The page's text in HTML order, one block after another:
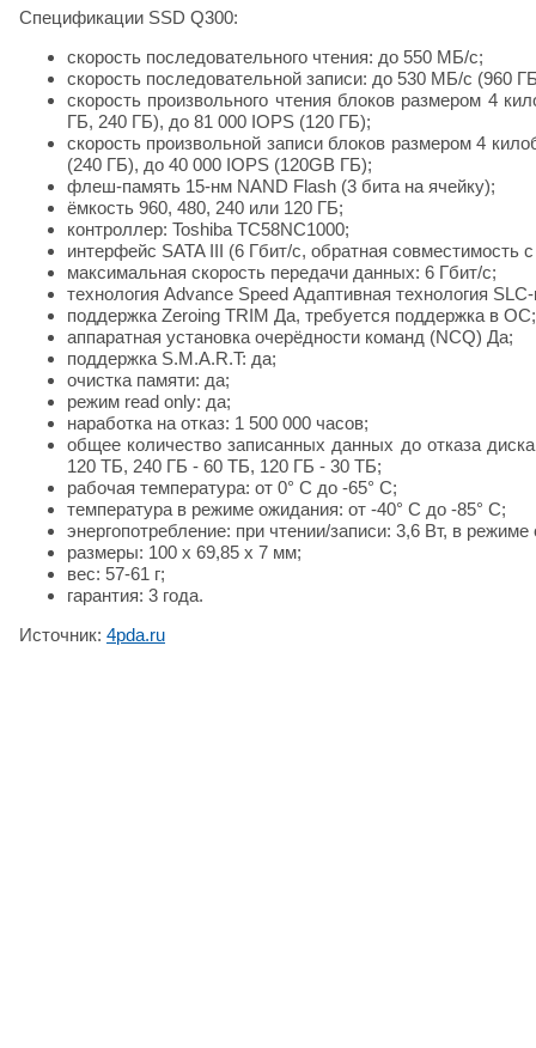
Спецификации SSD Q300:
скорость последовательного чтения: до 550 МБ/с;
скорость последовательной записи: до 530 МБ/с
скорость произвольного чтения блоков размером 4
ГБ, 240 ГБ), до 81 000 IOPS (120 ГБ);
скорость произвольной записи блоков размером 4
(240 ГБ), до 40 000 IOPS (120GB ГБ);
флеш-память 15-нм NAND Flash (3 бита на ячейку);
ёмкость 960, 480, 240 или 120 ГБ;
контроллер: Toshiba TC58NC1000;
интерфейс SATA III (6 Гбит/с, обратная совместимость
максимальная скорость передачи данных: 6 Гбит/с;
технология Advance Speed Адаптивная технология
поддержка Zeroing TRIM Да, требуется поддержка в ОС;
аппаратная установка очерёдности команд (NCQ) Да;
поддержка S.M.A.R.T: да;
очистка памяти: да;
режим read only: да;
наработка на отказ: 1 500 000 часов;
общее количество записанных данных до отказа
120 ТБ, 240 ГБ - 60 ТБ, 120 ГБ - 30 ТБ;
рабочая температура: от 0° C до -65° C;
температура в режиме ожидания: от -40° C до -85° C;
энергопотребление: при чтении/записи: 3,6 Вт, в
размеры: 100 x 69,85 x 7 мм;
вес: 57-61 г;
гарантия: 3 года.
Источник: 4pda.ru